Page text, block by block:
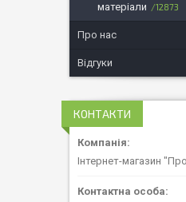
матеріали
12873
Про нас
Відгуки
КОНТАКТИ
Інтернет-магазин